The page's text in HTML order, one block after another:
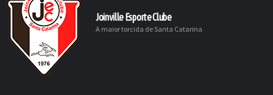
Joinville Esporte Clube
A maior torcida de Santa Catarina